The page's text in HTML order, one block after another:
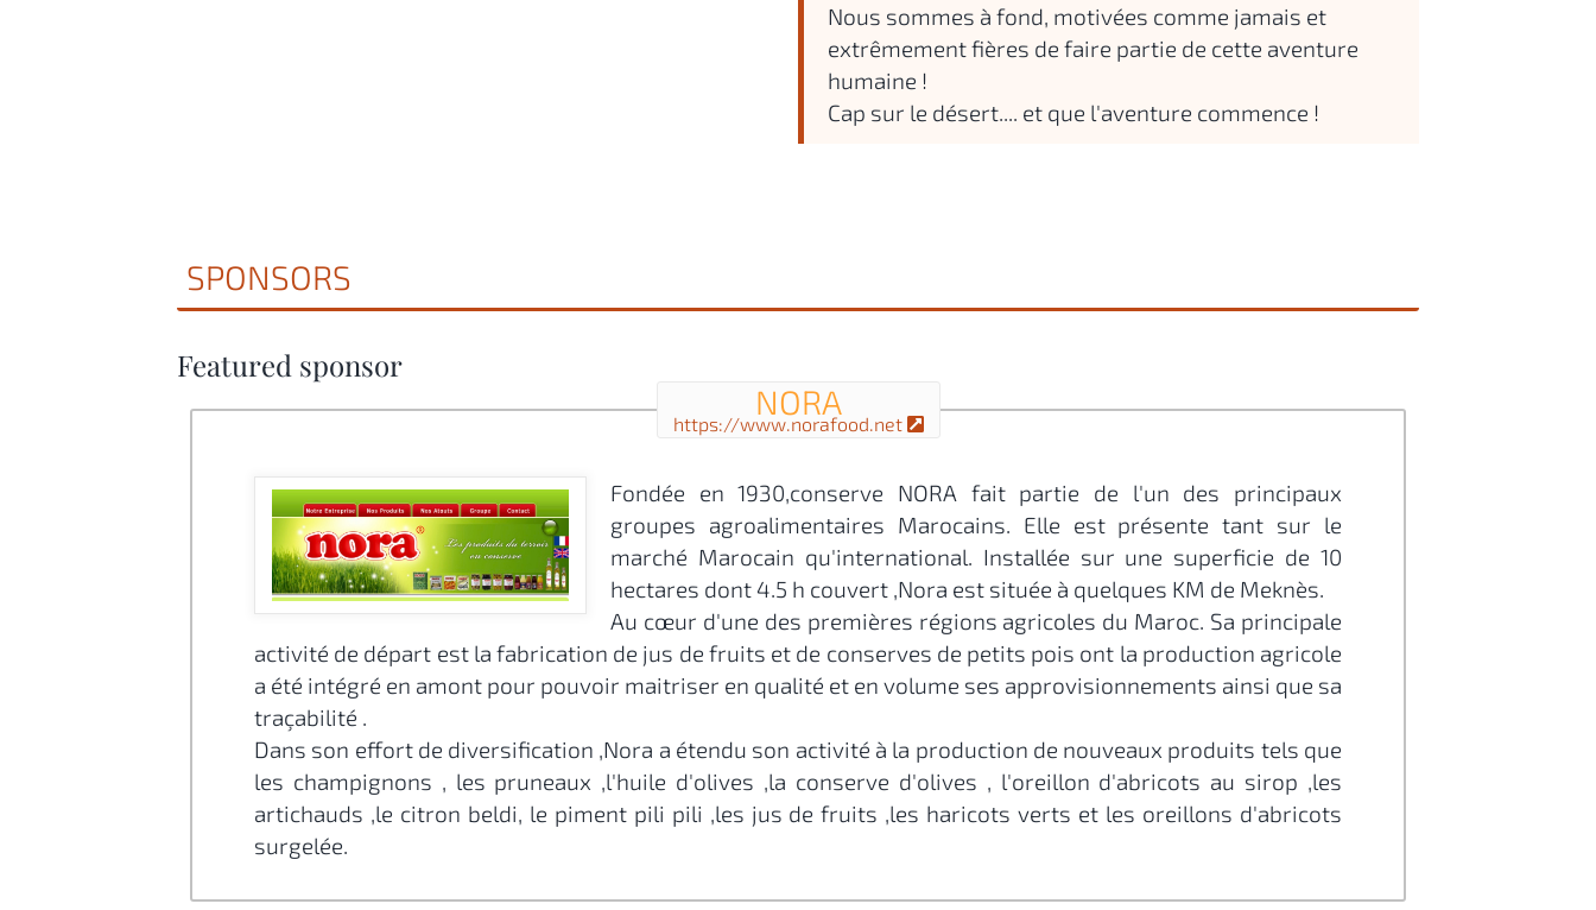
Nous sommes à fond, motivées comme jamais et
extrêmement fières de faire partie de cette aventure
humaine !
Cap sur le désert.... et que l'aventure commence !
SPONSORS
Featured sponsor
NORA
https://www.norafood.net
Fondée en 1930,conserve NORA fait partie de l'un des principaux
groupes agroalimentaires Marocains. Elle est présente tant sur le
marché Marocain qu'international. Installée sur une superficie de 10
hectares dont 4.5 h couvert ,Nora est située à quelques KM de Meknès.
Au cœur d'une des premières régions agricoles du Maroc. Sa principale
activité de départ est la fabrication de jus de fruits et de conserves de petits pois ont la production agricole
a été intégré en amont pour pouvoir maitriser en qualité et en volume ses approvisionnements ainsi que sa
traçabilité .
Dans son effort de diversification ,Nora a étendu son activité à la production de nouveaux produits tels que
les champignons , les pruneaux ,l'huile d'olives ,la conserve d'olives , l'oreillon d'abricots au sirop ,les
artichauds ,le citron beldi, le piment pili pili ,les jus de fruits ,les haricots verts et les oreillons d'abricots
surgelée.